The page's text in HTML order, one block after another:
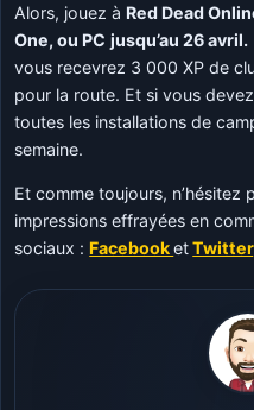
Alors, jouez à Red Dead
One, ou PC jusqu’au 26 avril.
vous recevrez 3 000 XP de
pour la route. Et si vous
toutes les installations de
semaine.
Et comme toujours, n’hésitez
impressions effrayées en
sociaux :FacebooketTwitter